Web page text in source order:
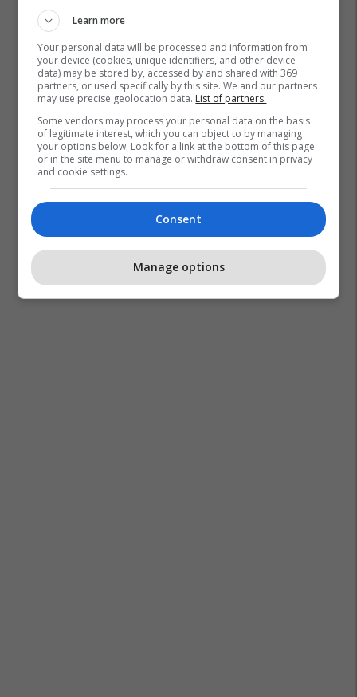
Learn more
Your personal data will be processed and information from
your device (cookies, unique identifiers, and other device
data) may be stored by, accessed by and shared with 369
partners, or used specifically by this site. We and our partners
may use precise geolocation data. List of partners.
Some vendors may process your personal data on the basis
of legitimate interest, which you can object to by managing
your options below. Look for a link at the bottom of this page
or in the site menu to manage or withdraw consent in privacy
and cookie settings.
Consent
Manage options